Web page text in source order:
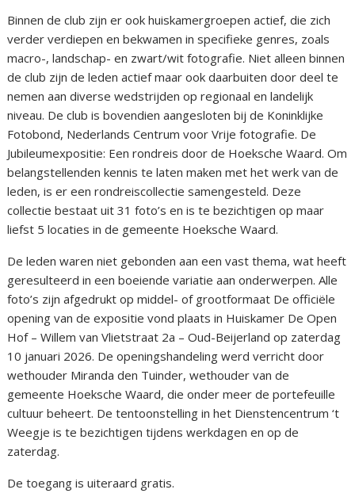
Binnen de club zijn er ook huiskamergroepen actief, die zich
verder verdiepen en bekwamen in specifieke genres, zoals
macro-, landschap- en zwart/wit fotografie. Niet alleen binnen
de club zijn de leden actief maar ook daarbuiten door deel te
nemen aan diverse wedstrijden op regionaal en landelijk
niveau. De club is bovendien aangesloten bij de Koninklijke
Fotobond, Nederlands Centrum voor Vrije fotografie. De
Jubileumexpositie: Een rondreis door de Hoeksche Waard. Om
belangstellenden kennis te laten maken met het werk van de
leden, is er een rondreiscollectie samengesteld. Deze
collectie bestaat uit 31 foto’s en is te bezichtigen op maar
liefst 5 locaties in de gemeente Hoeksche Waard.
De leden waren niet gebonden aan een vast thema, wat heeft
geresulteerd in een boeiende variatie aan onderwerpen. Alle
foto’s zijn afgedrukt op middel- of grootformaat De officiële
opening van de expositie vond plaats in Huiskamer De Open
Hof – Willem van Vlietstraat 2a – Oud-Beijerland op zaterdag
10 januari 2026. De openingshandeling werd verricht door
wethouder Miranda den Tuinder, wethouder van de
gemeente Hoeksche Waard, die onder meer de portefeuille
cultuur beheert. De tentoonstelling in het Dienstencentrum ‘t
Weegje is te bezichtigen tijdens werkdagen en op de
zaterdag.
De toegang is uiteraard gratis.